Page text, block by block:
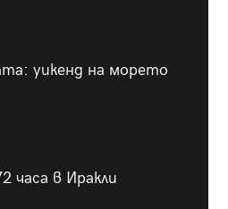
уикенд на морето
часа в Иракли